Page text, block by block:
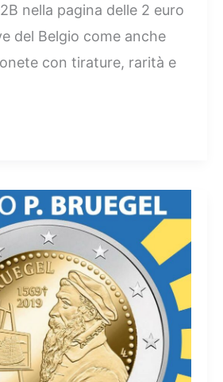
nella pagina delle 2 euro
del Belgio come anche
con tirature, rarità e